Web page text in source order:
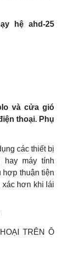
hệ ahd-25
và cửa gió
thoại. Phụ
các thiết bị
hay máy tính
hợp thuận tiện
xác hơn khi lái
TRÊN Ô